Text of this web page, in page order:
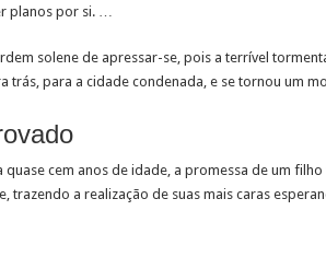
planos por si. …
solene de apressar-se, pois a terrível
trás, para a cidade condenada, e se tornou um
quase cem anos de idade, a promessa de um
trazendo a realização de suas mais caras